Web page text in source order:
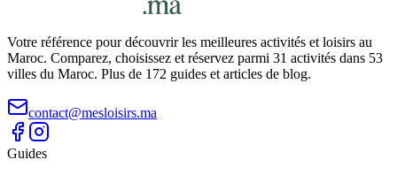
Votre référence pour découvrir les meilleures activités et loisirs au
Maroc. Comparez, choisissez et réservez parmi 31 activités dans 53
villes du Maroc. Plus de 172 guides et articles de blog.
contact@mesloisirs.ma
Guides